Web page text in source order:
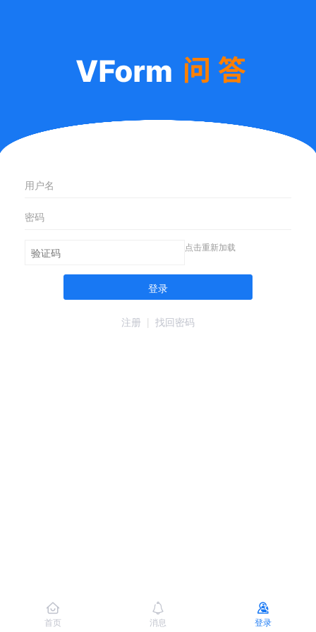
点击重新加载
登录
注册 | 找回密码
首页 消息 登录